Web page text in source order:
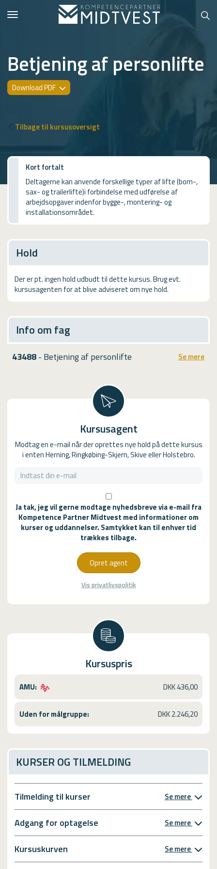
Hvem er vi?
Erhvervsuddannelser
Kursusoversigt
USMA
Videoguides
Betjening af personlifte
Download PDF
Tilbage til kursusoversigt
Kort fortalt
Deltagerne kan anvende forskellige typer af lifte (bom-,
sax- og trailerlifte)i forbindelse med udførelse af
arbejdsopgaver indenfor bygge-, montering- og
installationsområdet.
Hold
Der er pt. ingen hold udbudt til dette kursus. Brug evt.
kursusagenten for at blive adviseret om nye hold.
Info om fag
43488- Betjening af personlifte Se mere
Kursusagent
Modtag en e-mail når der oprettes nye hold på dette kursus
i enten Herning, Ringkøbing-Skjern, Skive eller Holstebro.
Ja tak, jeg vil gerne modtage nyhedsbreve via e-mail fra
Kompetence Partner Midtvest med informationer om
kurser og uddannelser. Samtykket kan til enhver tid
trækkes tilbage.
Opret agent
Vis privatlivspolitik
Kursuspris
AMU: DKK 436,00
Uden for målgruppe: DKK 2.246,20
KURSER OG TILMELDING
Tilmelding til kurser Se mere
Adgang for optagelse Se mere
Kursuskurven Se mere